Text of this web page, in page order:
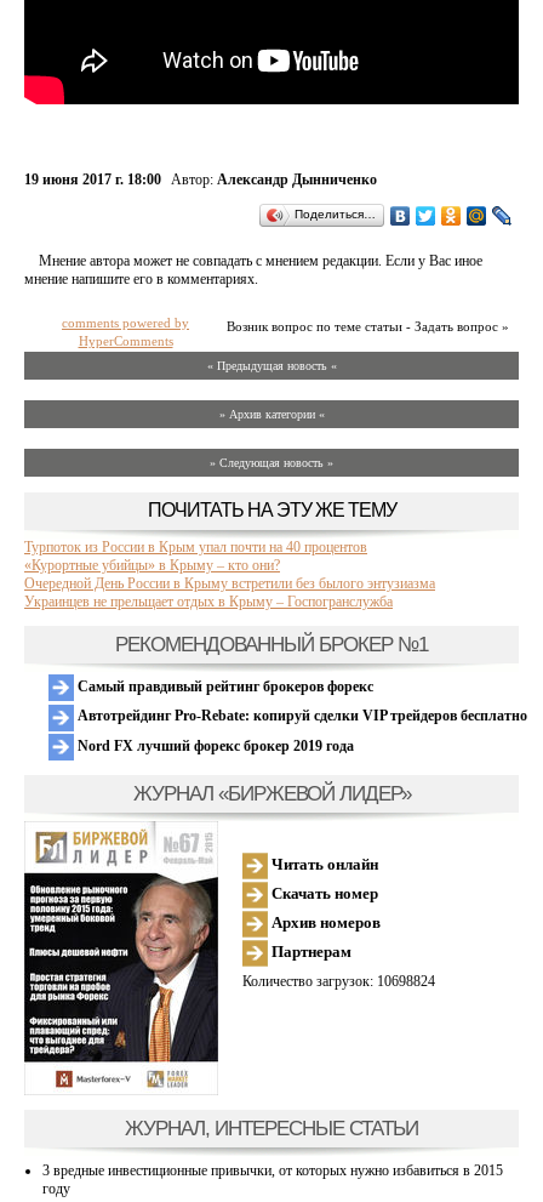
19 июня 2017 г. 18:00 Автор: Александр Дынниченко
Поделиться…
Мнение автора может не совпадать с мнением редакции. Если у Вас иное
мнение напишите его в комментариях.
Возник вопрос по теме статьи - Задать вопрос »
comments powered by
HyperComments
« Предыдущая новость «
» Архив категории «
» Следующая новость »
ПОЧИТАТЬ НА ЭТУ ЖЕ ТЕМУ
Турпоток из России в Крым упал почти на 40 процентов
«Курортные убийцы» в Крыму – кто они?
Очередной День России в Крыму встретили без былого энтузиазма
Украинцев не прельщает отдых в Крыму – Госпогранслужба
РЕКОМЕНДОВАННЫЙ БРОКЕР №1
Самый правдивый рейтинг брокеров форекс
Автотрейдинг Pro-Rebate: копируй сделки VIP трейдеров бесплатно
Nord FX лучший форекс брокер 2019 года
ЖУРНАЛ «БИРЖЕВОЙ ЛИДЕР»
Читать онлайн
Скачать номер
Архив номеров
Партнерам
Количество загрузок: 10698824
ЖУРНАЛ, ИНТЕРЕСНЫЕ СТАТЬИ
3 вредные инвестиционные привычки, от которых нужно избавиться в 2015
году